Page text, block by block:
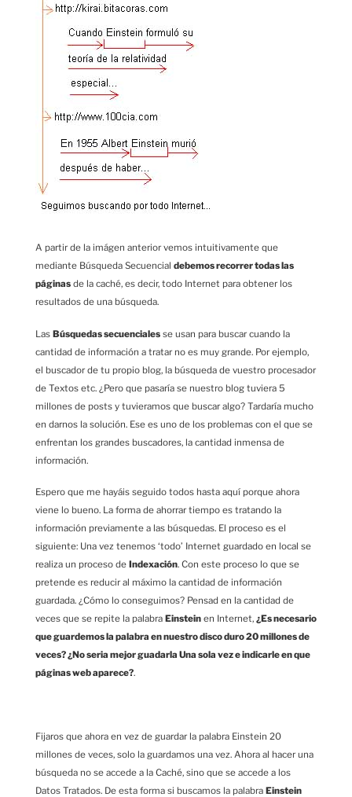
A partir de la imágen anterior vemos intuitivamente que
mediante Búsqueda Secuencial debemos recorrer todas las
páginas de la caché, es decir, todo Internet para obtener los
resultados de una búsqueda.
Las Búsquedas secuenciales se usan para buscar cuando la
cantidad de información a tratar no es muy grande. Por ejemplo,
el buscador de tu propio blog, la búsqueda de vuestro procesador
de Textos etc. ¿Pero que pasaría se nuestro blog tuviera 5
millones de posts y tuvieramos que buscar algo? Tardaría mucho
en darnos la solución. Ese es uno de los problemas con el que se
enfrentan los grandes buscadores, la cantidad inmensa de
información.
Espero que me hayáis seguido todos hasta aquí porque ahora
viene lo bueno. La forma de ahorrar tiempo es tratando la
información previamente a las búsquedas. El proceso es el
siguiente: Una vez tenemos ‘todo’ Internet guardado en local se
realiza un proceso de Indexación. Con este proceso lo que se
pretende es reducir al máximo la cantidad de información
guardada. ¿Cómo lo conseguimos? Pensad en la cantidad de
veces que se repite la palabra Einstein en Internet, ¿Es necesario
que guardemos la palabra en nuestro disco duro 20 millones de
veces? ¿No seria mejor guadarla Una sola vez e indicarle en que
páginas web aparece?.
Fijaros que ahora en vez de guardar la palabra Einstein 20
millones de veces, solo la guardamos una vez. Ahora al hacer una
búsqueda no se accede a la Caché, sino que se accede a los
Datos Tratados. De esta forma si buscamos la palabra Einstein